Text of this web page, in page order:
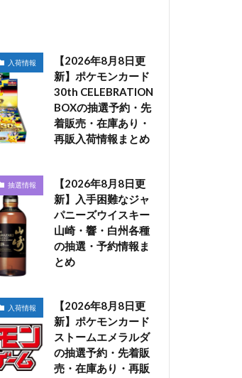
入荷情報
【2026年8月8日更
新】ポケモンカード
30th CELEBRATION
BOXの抽選予約・先
着販売・在庫あり・
再販入荷情報まとめ
抽選情報
【2026年8月8日更
新】入手困難なジャ
パニーズウイスキー
山崎・響・白州各種
の抽選・予約情報ま
とめ
入荷情報
【2026年8月8日更
新】ポケモンカード
ストームエメラルダ
の抽選予約・先着販
売・在庫あり・再販